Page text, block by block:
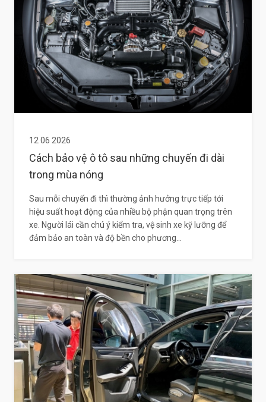
12 06 2026
Cách bảo vệ ô tô sau những chuyến đi dài
trong mùa nóng
Sau mỗi chuyến đi thì thường ảnh hưởng trực tiếp tới
hiệu suất hoạt động của nhiều bộ phận quan trọng trên
xe. Người lái cần chú ý kiểm tra, vệ sinh xe kỹ lưỡng để
đảm bảo an toàn và độ bền cho phương...